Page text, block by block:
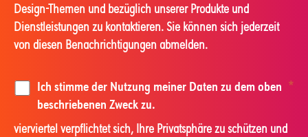
Design-Themen und bezüglich unserer Produkte und
Dienstleistungen zu kontaktieren. Sie können sich jederzeit
von diesen Benachrichtigungen abmelden.
Ich stimme der Nutzung meiner Daten zu dem oben
beschriebenen Zweck zu.
*
vierviertel verpflichtet sich, Ihre Privatsphäre zu schützen und